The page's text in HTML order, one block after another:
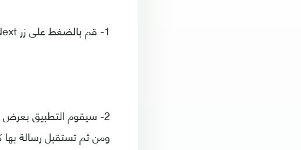
1- قم بالضغط على زر Next للقيام بالبدء بتهيئة التطبيق لك.
2- سيقوم التطبيق
ومن ثم تستقبل رسالة